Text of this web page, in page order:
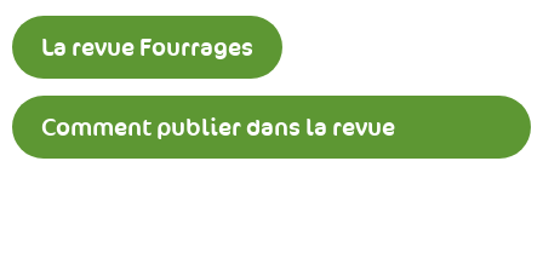
La revue Fourrages
Comment publier dans la revue